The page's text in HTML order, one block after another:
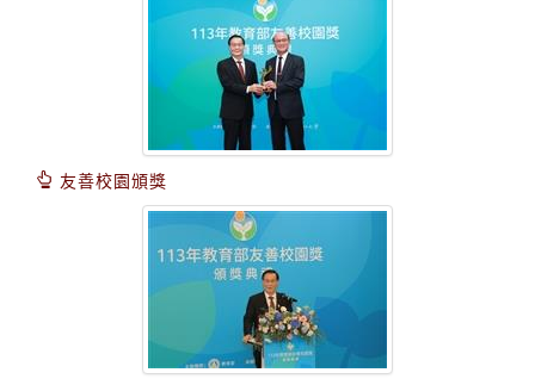
友善校園頒獎